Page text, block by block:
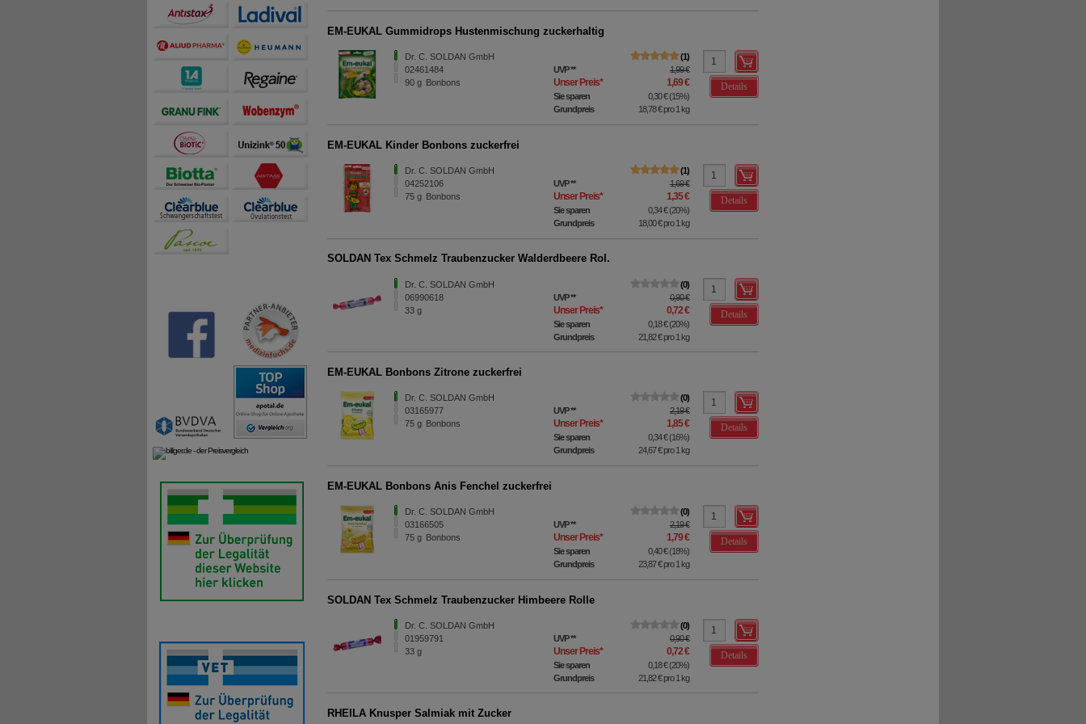
EM-EUKAL Gummidrops Hustenmischung zuckerhaltig
Dr. C. SOLDAN GmbH
02461484
90g Bonbons
1
UVP** 1,99 €
Unser Preis* 1,69 €
Sie sparen 0,30 €(15%)
Grundpreis
18,78 €pro 1 kg
Details
EM-EUKAL Kinder Bonbons zuckerfrei
Dr. C. SOLDAN GmbH
04252106
75g Bonbons
1
UVP** 1,69 €
Unser Preis* 1,35 €
Sie sparen 0,34 €(20%)
Grundpreis
18,00 €pro 1 kg
Details
SOLDAN Tex Schmelz Traubenzucker Walderdbeere Rol.
Dr. C. SOLDAN GmbH
06990618
33g
0
UVP** 0,90 €
Unser Preis* 0,72 €
Sie sparen 0,18 €(20%)
Grundpreis
21,82 €pro 1 kg
Details
EM-EUKAL Bonbons Zitrone zuckerfrei
Dr. C. SOLDAN GmbH
03165977
75g Bonbons
0
UVP** 2,19 €
Unser Preis* 1,85 €
Sie sparen 0,34 €(16%)
Grundpreis
24,67 €pro 1 kg
Details
EM-EUKAL Bonbons Anis Fenchel zuckerfrei
Dr. C. SOLDAN GmbH
03166505
75g Bonbons
0
UVP** 2,19 €
Unser Preis* 1,79 €
Sie sparen 0,40 €(18%)
Grundpreis
23,87 €pro 1 kg
Details
SOLDAN Tex Schmelz Traubenzucker Himbeere Rolle
Dr. C. SOLDAN GmbH
01959791
33g
0
UVP** 0,90 €
Unser Preis* 0,72 €
Sie sparen 0,18 €(20%)
Grundpreis
21,82 €pro 1 kg
Details
RHEILA Knusper Salmiak mit Zucker